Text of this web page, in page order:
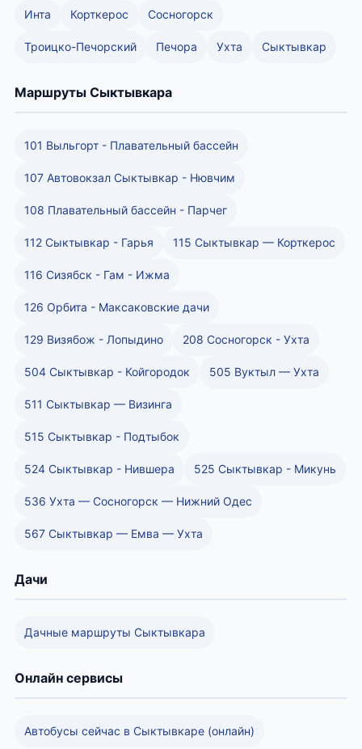
Инта Корткерос Сосногорск
Троицко-Печорский Печора Ухта Сыктывкар
Маршруты Сыктывкара
101 Выльгорт - Плавательный бассейн
107 Автовокзал Сыктывкар - Нювчим
108 Плавательный бассейн - Парчег
112 Сыктывкар - Гарья 115 Сыктывкар — Корткерос
116 Сизябск - Гам - Ижма
126 Орбита - Максаковские дачи
129 Визябож - Лопыдино 208 Сосногорск - Ухта
504 Сыктывкар - Койгородок 505 Вуктыл — Ухта
511 Сыктывкар — Визинга
515 Сыктывкар - Подтыбок
524 Сыктывкар - Нившера 525 Сыктывкар - Микунь
536 Ухта — Сосногорск — Нижний Одес
567 Сыктывкар — Емва — Ухта
Дачи
Дачные маршруты Сыктывкара
Онлайн сервисы
Автобусы сейчас в Сыктывкаре (онлайн)